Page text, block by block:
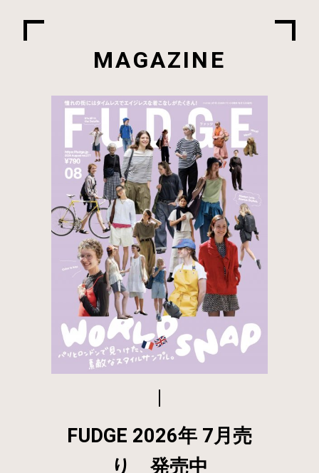
MAGAZINE
FUDGE 2026年 7月売
り 発売中